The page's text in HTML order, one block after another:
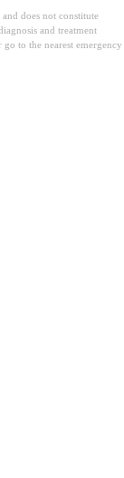
does not constitute
and treatment
to the nearest emergency